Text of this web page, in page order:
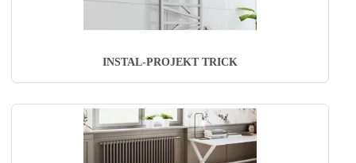
INSTAL-PROJEKT TRICK